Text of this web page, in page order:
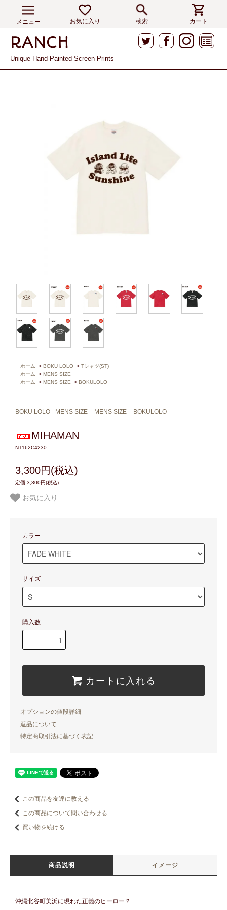
メニュー お気に入り 検索 カート
Unique Hand-Painted Screen Prints
ホーム > BOKU LOLO > Tシャツ(ST)
ホーム
> MENS SIZE
ホーム
> MENS SIZE > BOKULOLO
BOKU LOLO MENS SIZE MENS SIZE BOKULOLO
MIHAMAN
NT162C4230
3,300円(税込)
定価 3,300円(税込)
お気に入り
カラー
サイズ
購入数
カートに入れる
オプションの値段詳細
返品について
特定商取引法に基づく表記
この商品を友達に教える
この商品について問い合わせる
買い物を続ける
商品説明 イメージ
沖縄北谷町美浜に現れた正義のヒーロー？